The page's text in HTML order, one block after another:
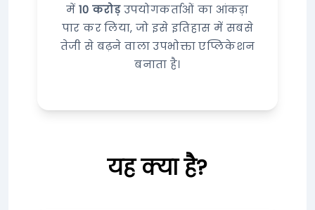
में 10 करोड़उपयोगकर्ताओं का आंकड़ा
पार कर लिया, जो इसे इतिहास में सबसे
तेजी से बढ़ने वाला उपभोक्ता एप्लिकेशन
बनाता है।
यह क्या है?